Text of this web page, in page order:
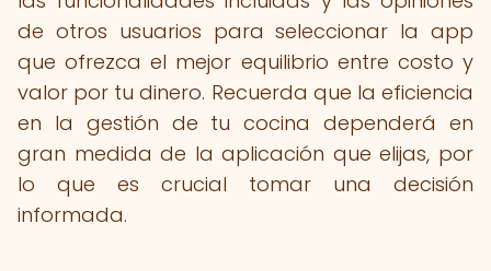
de otros usuarios para seleccionar la app
que ofrezca el mejor equilibrio entre costo y
valor por tu dinero. Recuerda que la eficiencia
en la gestión de tu cocina dependerá en
gran medida de la aplicación que elijas, por
lo que es crucial tomar una decisión
informada.